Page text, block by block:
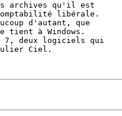
archives qu'il est
libérale.
d'autant, que
tient à Windows.
7, deux logiciels qui
Ciel.